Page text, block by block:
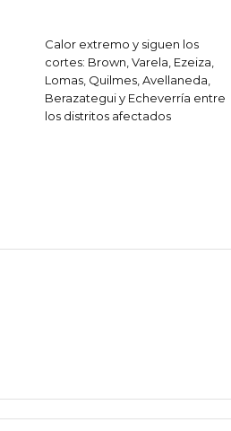
Calor extremo y siguen los
cortes: Brown, Varela, Ezeiza,
Lomas, Quilmes, Avellaneda,
Berazategui y Echeverría entre
los distritos afectados